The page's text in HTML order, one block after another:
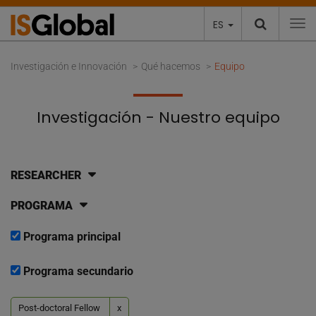
ES
Investigación e Innovación Qué hacemos Equipo
Investigación - Nuestro equipo
RESEARCHER
PROGRAMA
Programa principal
Programa secundario
Post-doctoral Fellow x